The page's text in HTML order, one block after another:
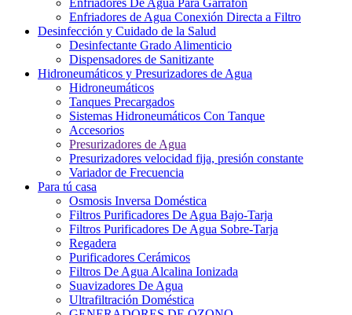
Enfriadores De Agua Para Garrafón
Enfriadores de Agua Conexión Directa a Filtro
Desinfección y Cuidado de la Salud
Desinfectante Grado Alimenticio
Dispensadores de Sanitizante
Hidroneumáticos y Presurizadores de Agua
Hidroneumáticos
Tanques Precargados
Sistemas Hidroneumáticos Con Tanque
Accesorios
Presurizadores de Agua
Presurizadores velocidad fija, presión constante
Variador de Frecuencia
Para tú casa
Osmosis Inversa Doméstica
Filtros Purificadores De Agua Bajo-Tarja
Filtros Purificadores De Agua Sobre-Tarja
Regadera
Purificadores Cerámicos
Filtros De Agua Alcalina Ionizada
Suavizadores De Agua
Ultrafiltración Doméstica